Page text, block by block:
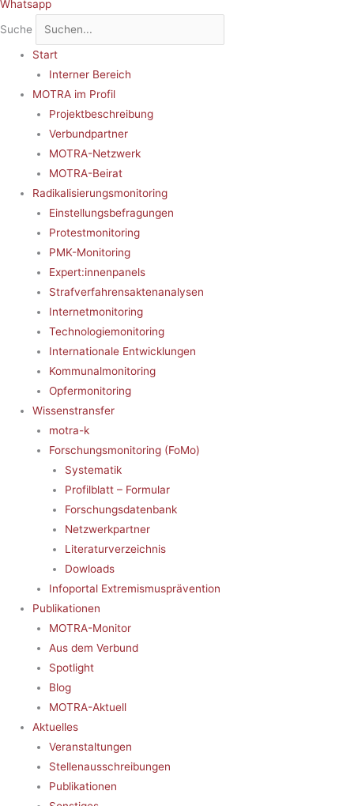
Whatsapp
Suche
Start
Interner Bereich
MOTRA im Profil
Projektbeschreibung
Verbundpartner
MOTRA-Netzwerk
MOTRA-Beirat
Radikalisierungsmonitoring
Einstellungsbefragungen
Protestmonitoring
PMK-Monitoring
Expert:innenpanels
Strafverfahrensaktenanalysen
Internetmonitoring
Technologiemonitoring
Internationale Entwicklungen
Kommunalmonitoring
Opfermonitoring
Wissenstransfer
motra-k
Forschungsmonitoring (FoMo)
Systematik
Profilblatt – Formular
Forschungsdatenbank
Netzwerkpartner
Literaturverzeichnis
Dowloads
Infoportal Extremismusprävention
Publikationen
MOTRA-Monitor
Aus dem Verbund
Spotlight
Blog
MOTRA-Aktuell
Aktuelles
Veranstaltungen
Stellenausschreibungen
Publikationen